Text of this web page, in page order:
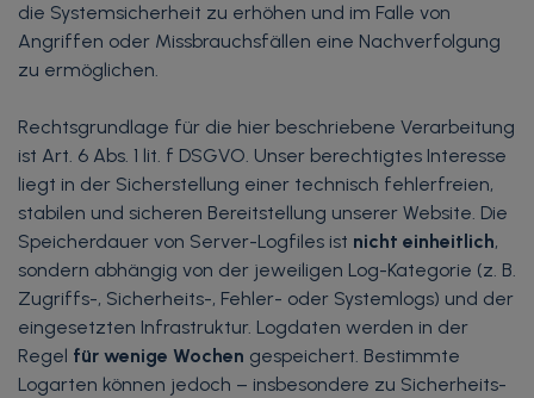
die Systemsicherheit zu erhöhen und im Falle von
Angriffen oder Missbrauchsfällen eine Nachverfolgung
zu ermöglichen.
Rechtsgrundlage für die hier beschriebene Verarbeitung
ist Art. 6 Abs. 1 lit. f DSGVO. Unser berechtigtes Interesse
liegt in der Sicherstellung einer technisch fehlerfreien,
stabilen und sicheren Bereitstellung unserer Website. Die
Speicherdauer von Server-Logfiles ist nicht einheitlich,
sondern abhängig von der jeweiligen Log-Kategorie (z. B.
Zugriffs-, Sicherheits-, Fehler- oder Systemlogs) und der
eingesetzten Infrastruktur. Logdaten werden in der
Regel für wenige Wochen gespeichert. Bestimmte
Logarten können jedoch – insbesondere zu Sicherheits-